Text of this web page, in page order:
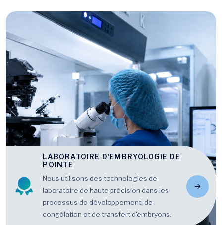
LABORATOIRE D'EMBRYOLOGIE DE
POINTE
Nous utilisons des technologies de
laboratoire de haute précision dans les
processus de développement, de
congélation et de transfert d'embryons.